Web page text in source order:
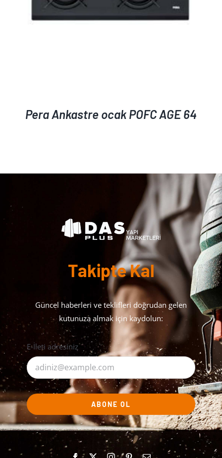
Pera Ankastre ocak POFC AGE 64
Takipte Kal
Güncel haberleri ve teklifleri doğrudan gelen
kutunuza almak için kaydolun:
E-İleti adresiniz
ABONE OL